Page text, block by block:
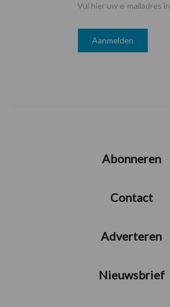
Vul hier uw e-mailadres in
Abonneren
Contact
Adverteren
Nieuwsbrief